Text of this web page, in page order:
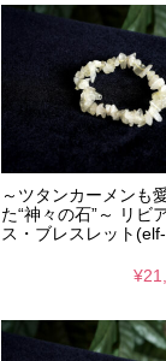
～ツタンカーメンも
た“神々の石”～ リビ
ス・ブレスレット